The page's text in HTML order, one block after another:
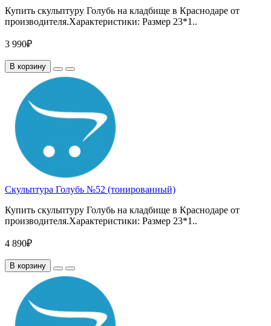
Купить скульптуру Голубь на кладбище в Краснодаре от
производителя.Характеристики: Размер 23*1..
3 990₽
В корзину
Скульптура Голубь №52 (тонированный)
Купить скульптуру Голубь на кладбище в Краснодаре от
производителя.Характеристики: Размер 23*1..
4 890₽
В корзину